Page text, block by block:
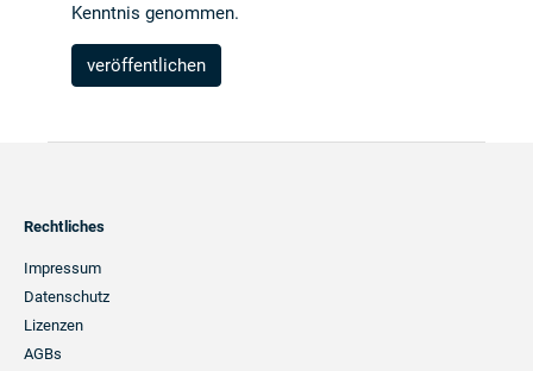
Kenntnis genommen.
Footer
Navigation
Rechtliches
Impressum
Datenschutz
Lizenzen
AGBs